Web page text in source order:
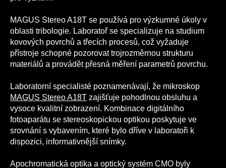
MAGUS Stereo A18T se používá pro výzkumné úkoly v
oblasti tribologie. Laboratoř se specializuje na studium
kovových povrchů a třecích procesů, což vyžaduje
přístroje schopné pozorovat trojrozměrnou strukturu
materiálů a provádět přesná měření parametrů povrchu.
Laboratorní specialisté poznamenávají, že mikroskop
MAGUS Stereo A18T zajišťuje pohodlnou obsluhu a
vysoce kvalitní zobrazení. Kombinace digitálního
fotoaparátu se stereoskopickou optikou poskytuje ve
srovnání s vybavením, které bylo dříve v laboratoři k
dispozici, informativnější snímky.
Apochromatická optika a optický systém CMO byly